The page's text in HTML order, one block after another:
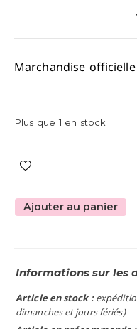
Marchandise
Plus que 1 en stock
Ajouter au panier
Informations sur les
Article en stock :
dimanches et jours fériés)